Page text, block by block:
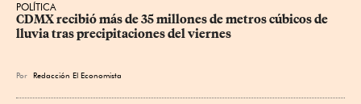
POLÍTICA
CDMX recibió más de 35 millones de metros cúbicos de
lluvia tras precipitaciones del viernes
Por Redacción El Economista